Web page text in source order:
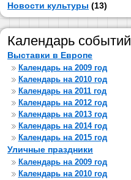
Новости культуры (13)
Календарь событий
Выставки в Европе
Календарь на 2009 год
Календарь на 2010 год
Календарь на 2011 год
Календарь на 2012 год
Календарь на 2013 год
Календарь на 2014 год
Календарь на 2015 год
Уличные праздники
Календарь на 2009 год
Календарь на 2010 год